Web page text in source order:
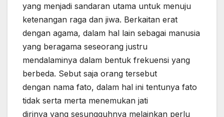
yang menjadi sandaran utama untuk menuju
ketenangan raga dan jiwa. Berkaitan erat
dengan agama, dalam hal lain sebagai manusia
yang beragama seseorang justru
mendalaminya dalam bentuk frekuensi yang
berbeda. Sebut saja orang tersebut
dengan nama fato, dalam hal ini tentunya fato
tidak serta merta menemukan jati
dirinya yang sesungguhnya melainkan perlu